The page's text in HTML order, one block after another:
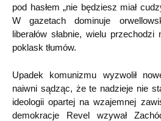
pod hasłem „nie będziesz miał
W gazetach dominuje
liberałów słabnie, wielu
poklask tłumów.
Upadek komunizmu wyzwolił
naiwni sądząc, że te nadzieje nie
ideologii opartej na wzajemnej
demokracje Revel wzywał